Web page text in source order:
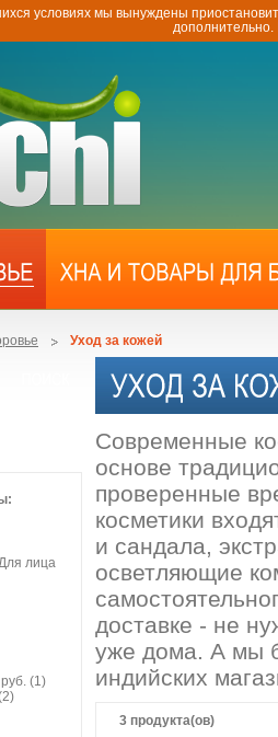
условиях мы вынуждены
Уход за кожей
Современные
основе
проверенные
косметики
и сандала,
осветляющие
доставке - не
уже дома. А мы
индийских
3 продукта(ов)
лица
(1)